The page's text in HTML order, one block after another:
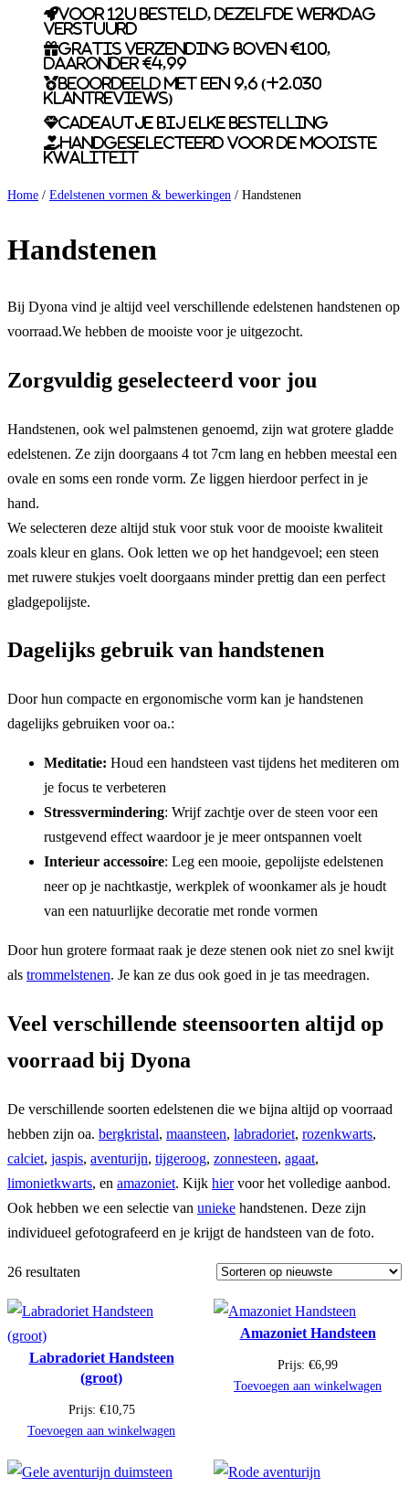
Voor 12u besteld, dezelfde werkdag
verstuurd
Gratis verzending boven €100,
daaronder €4,99
Beoordeeld met een 9,6 (+2.030
klantreviews)
Cadeautje bij elke bestelling
Handgeselecteerd voor de mooiste
kwaliteit
Home / Edelstenen vormen & bewerkingen / Handstenen
Handstenen
Bij Dyona vind je altijd veel verschillende edelstenen handstenen op
voorraad.We hebben de mooiste voor je uitgezocht.
Zorgvuldig geselecteerd voor jou
Handstenen, ook wel palmstenen genoemd, zijn wat grotere gladde
edelstenen. Ze zijn doorgaans 4 tot 7cm lang en hebben meestal een
ovale en soms een ronde vorm. Ze liggen hierdoor perfect in je
hand.
We selecteren deze altijd stuk voor stuk voor de mooiste kwaliteit
zoals kleur en glans. Ook letten we op het handgevoel; een steen
met ruwere stukjes voelt doorgaans minder prettig dan een perfect
gladgepolijste.
Dagelijks gebruik van handstenen
Door hun compacte en ergonomische vorm kan je handstenen
dagelijks gebruiken voor oa.:
Meditatie: Houd een handsteen vast tijdens het mediteren om
je focus te verbeteren
Stressvermindering: Wrijf zachtje over de steen voor een
rustgevend effect waardoor je je meer ontspannen voelt
Interieur accessoire: Leg een mooie, gepolijste edelstenen
neer op je nachtkastje, werkplek of woonkamer als je houdt
van een natuurlijke decoratie met ronde vormen
Door hun grotere formaat raak je deze stenen ook niet zo snel kwijt
als trommelstenen. Je kan ze dus ook goed in je tas meedragen.
Veel verschillende steensoorten altijd op
voorraad bij Dyona
De verschillende soorten edelstenen die we bijna altijd op voorraad
hebben zijn oa. bergkristal, maansteen, labradoriet, rozenkwarts,
calciet, jaspis, aventurijn, tijgeroog, zonnesteen, agaat,
limonietkwarts, en amazoniet. Kijk hiervoor het volledige aanbod.
Ook hebben we een selectie van unieke handstenen. Deze zijn
individueel gefotografeerd en je krijgt de handsteen van de foto.
26 resultaten
Labradoriet Handsteen
(groot)
Prijs: €10,75
Toevoegen aan winkelwagen
Amazoniet Handsteen
Prijs: €6,99
Toevoegen aan winkelwagen